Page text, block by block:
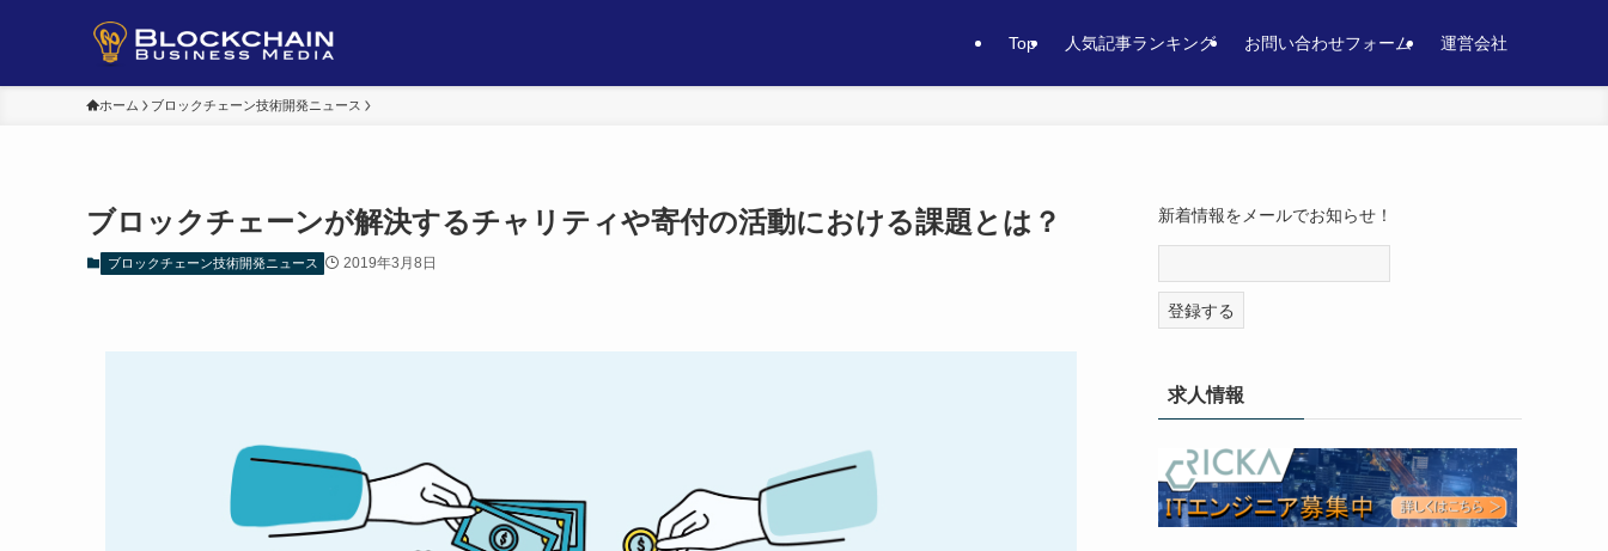
Top 人気記事ランキング お問い合わせフォーム 運営会社
ホーム ブロックチェーン技術開発ニュース
ブロックチェーンが解決するチャリティや寄付の活動における課題とは？
ブロックチェーン技術開発ニュース 2019年3月8日
新着情報をメールでお知らせ！
求人情報